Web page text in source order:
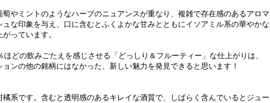
やミントのようなハーブのニュアンスが重なり、複雑で存在感のあるアロマ
な印象を与え、口に含むとふくよかな甘みとともにイソアミル系の華やかな
っています。
どの飲みごたえを感じさせる「どっしり＆フルーティー」な仕上がりは、
ンの他の銘柄にはなかった、新しい魅力を発見できると思います！
系です。含むと透明感のあるキレイな酒質で、しばらく含んでいるとジュー